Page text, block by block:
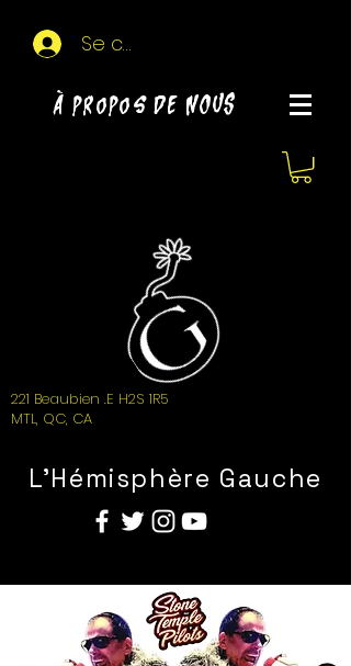
Se connecter
À propos de NOUS
221 Beaubien .E H2S 1R5
MTL, QC, CA
L'Hémisphère Gauche